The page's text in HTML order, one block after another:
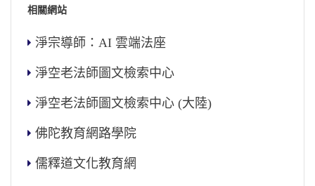
相關網站
淨宗導師：AI 雲端法座
淨空老法師圖文檢索中心
淨空老法師圖文檢索中心 (大陸)
佛陀教育網路學院
儒釋道文化教育網